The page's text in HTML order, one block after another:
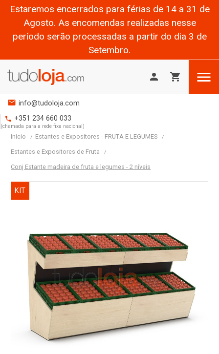
Estaremos encerrados para férias de 14 a 31 de
Agosto. As encomendas realizadas nesse
período serão processadas a partir do dia 3 de
Setembro.
person shopping_cart 
mail info@tudoloja.com
phone +351 234 660 033
(chamada para a rede fixa nacional)
Início Estantes e Expositores - FRUTA E LEGUMES
Estantes e Expositores de Fruta
Conj Estante madeira de fruta e legumes - 2 níveis
KIT